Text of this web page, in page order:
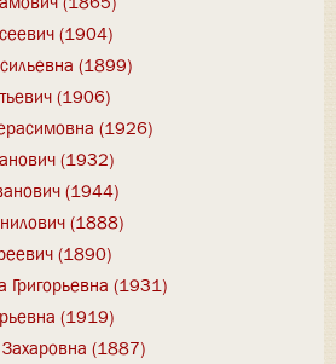
(1904)
(1899)
(1906)
(1926)
(1932)
(1944)
(1888)
(1890)
Григорьевна (1931)
(1919)
(1887)